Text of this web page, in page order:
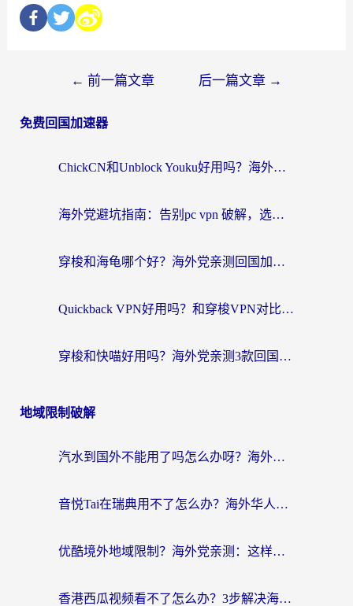
← 前一篇文章 后一篇文章 →
免费回国加速器
ChickCN和Unblock Youku好用吗？海外党亲测3款回国加速器，附iOS免费选择指南
海外党避坑指南：告别pc vpn 破解，选对回国加速器轻松访问国内资源
穿梭和海龟哪个好？海外党亲测回国加速器，附电脑免费VPN推荐
Quickback VPN好用吗？和穿梭VPN对比哪个回国效果更好？海外党必看的真实测评与选择指南
穿梭和快喵好用吗？海外党亲测3款回国加速器，附日本回国VPN避坑指南
地域限制破解
汽水到国外不能用了吗怎么办呀？海外党追剧看片的救星在这里！
音悦Tai在瑞典用不了怎么办？海外华人追剧听歌的实用指南
优酷境外地域限制？海外党亲测：这样看国内剧再也不卡（附3个实用场景解决）
香港西瓜视频看不了怎么办？3步解决海外追剧难题，附靠谱加速器推荐